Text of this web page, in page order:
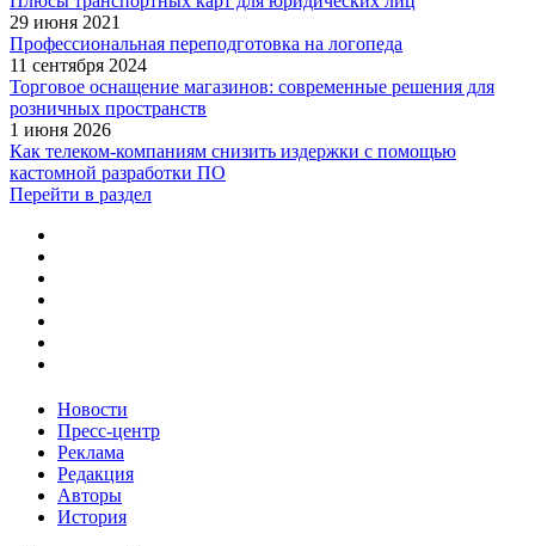
29 июня 2021
Профессиональная переподготовка на логопеда
11 сентября 2024
Торговое оснащение магазинов: современные решения для
розничных пространств
1 июня 2026
Как телеком-компаниям снизить издержки с помощью
кастомной разработки ПО
Перейти в раздел
Новости
Пресс-центр
Реклама
Редакция
Авторы
История